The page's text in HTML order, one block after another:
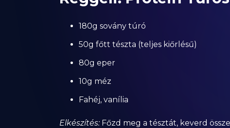
180g sovány túró
50g főtt tészta (teljes kiőrlésű)
80g eper
10g méz
Fahéj, vanília
Elkészítés: Főzd meg a tésztát, keverd